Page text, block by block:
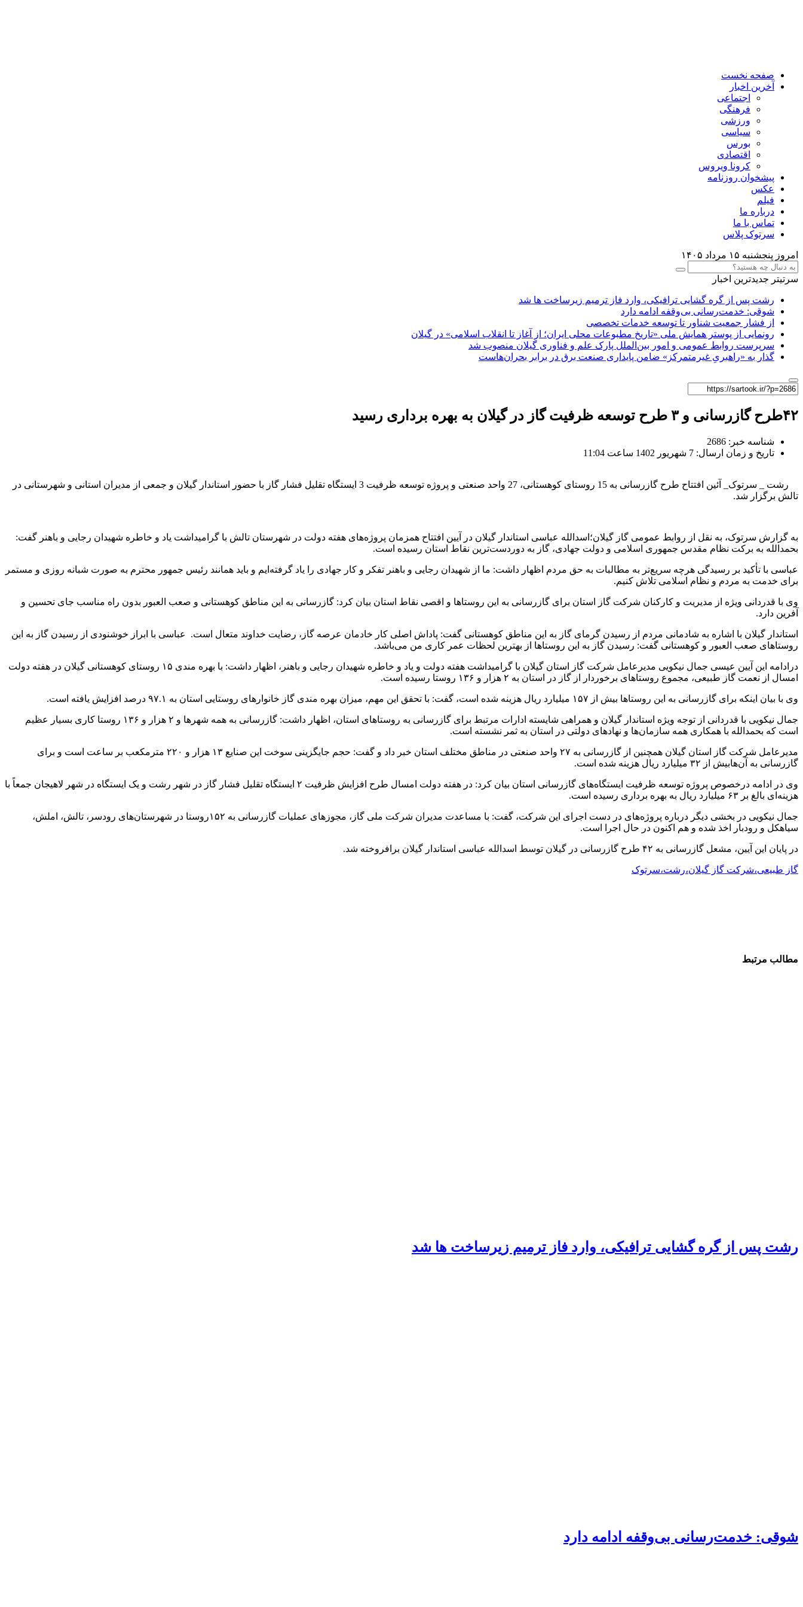
صفحه نخست
آخرین اخبار
اجتماعی
فرهنگی
ورزشی
سیاسی
بورس
اقتصادی
کرونا ویروس
پیشخوان روزنامه
عکس
فیلم
درباره ما
تماس با ما
سرتوک پلاس
امروز پنجشنبه ۱۵ مرداد ۱۴۰۵
سرتیتر جدیدترین اخبار
رشت پس از گره گشایی ترافیکی، وارد فاز ترمیم زیرساخت ها شد
شوقی: خدمت‌رسانی بی‌وقفه ادامه دارد
از فشار جمعیت شناور تا توسعه خدمات تخصصی
رونمایی از پوستر همایش ملی «تاریخ مطبوعات محلی ایران؛ از آغاز تا انقلاب اسلامی» در گیلان
سرپرست روابط عمومی و امور بین‌الملل پارک علم و فناوری گیلان منصوب شد
گذار به «راهبریِ غیرمتمرکز» ضامن پایداری صنعت برق در برابر بحران‌هاست
۴۲طرح گازرسانی و ۳ طرح توسعه ظرفیت گاز در گیلان به بهره برداری رسید
شناسه خبر: 2686
تاریخ و زمان ارسال: 7 شهریور 1402 ساعت 11:04
رشت _ سرتوک_ آئین افتتاح طرح گازرسانی به 15 روستای کوهستانی، 27 واحد صنعتی و پروژه توسعه ظرفیت 3 ایستگاه تقلیل فشار گاز با حضور استاندار گیلان و جمعی از مدیران استانی و شهرستانی در
تالش برگزار شد.
به گزارش سرتوک، به نقل از روابط عمومی گاز گیلان؛اسدالله عباسی استاندار گیلان در آیین افتتاح همزمان پروژه‌های هفته دولت در شهرستان تالش با گرامیداشت یاد و خاطره شهیدان رجایی و باهنر گفت:
بحمدالله به برکت نظام مقدس جمهوری اسلامی و دولت جهادی، گاز به دوردست‌ترین نقاط استان رسیده است.
عباسی با تأکید بر رسیدگی هرچه سریع‌تر به مطالبات به حق مردم اظهار داشت: ما از شهیدان رجایی و باهنر تفکر و کار جهادی را یاد گرفته‌ایم و باید همانند رئیس جمهور محترم به صورت شبانه روزی و مستمر
برای خدمت به مردم و نظام اسلامی تلاش کنیم.
وی با قدردانی ویژه از مدیریت و کارکنان شرکت گاز استان برای گازرسانی به این روستاها و اقصی نقاط استان بیان کرد: گازرسانی به این مناطق کوهستانی و صعب العبور بدون راه مناسب جای تحسین و
آفرین دارد.
استاندار گیلان با اشاره به شادمانی مردم از رسیدن گرمای گاز به این مناطق کوهستانی گفت: پاداش اصلی کار خادمان عرصه گاز، رضایت خداوند متعال است. عباسی با ابراز خوشنودی از رسیدن گاز به این
روستاهای صعب العبور و کوهستانی گفت: رسیدن گاز به این روستاها از بهترین لحظات عمر کاری من می‌باشد.
درادامه این آیین عیسی جمال نیکویی مدیرعامل شرکت گاز استان گیلان با گرامیداشت هفته دولت و یاد و خاطره شهیدان رجایی و باهنر، اظهار داشت: با بهره مندی ۱۵ روستای کوهستانی گیلان در هفته دولت
امسال از نعمت گاز طبیعی، مجموع روستاهای برخوردار از گاز در استان به ۲ هزار و ۱۳۶ روستا رسیده است.
وی با بیان اینکه برای گازرسانی به این روستاها بیش از ۱۵۷ میلیارد ریال هزینه شده است، گفت: با تحقق این مهم، میزان بهره مندی گاز خانوارهای روستایی استان به ۹۷.۱ درصد افزایش یافته است.
جمال نیکویی با قدردانی از توجه ویژه استاندار گیلان و همراهی شایسته ادارات مرتبط برای گازرسانی به روستاهای استان، اظهار داشت: گازرسانی به همه شهرها و ۲ هزار و ۱۳۶ روستا کاری بسیار عظیم
است که بحمدالله با همکاری همه سازمان‌ها و نهادهای دولتی در استان به ثمر نشسته است.
مدیرعامل شرکت گاز استان گیلان همچنین از گازرسانی به ۲۷ واحد صنعتی در مناطق مختلف استان خبر داد و گفت: حجم جایگزینی سوخت این صنایع ۱۳ هزار و ۲۲۰ مترمکعب بر ساعت است و برای
گازرسانی به آن‌هابیش از ۳۲ میلیارد ریال هزینه شده است.
وی در ادامه درخصوص پروژه توسعه ظرفیت ایستگاه‌های گازرسانی استان بیان کرد: در هفته دولت امسال طرح افزایش ظرفیت ۲ ایستگاه تقلیل فشار گاز در شهر رشت و یک ایستگاه در شهر لاهیجان جمعاً با
هزینه‌ای بالغ بر ۶۳ میلیارد ریال به بهره برداری رسیده است.
جمال نیکویی در بخشی دیگر درباره پروژه‌های در دست اجرای این شرکت، گفت: با مساعدت مدیران شرکت ملی گاز، مجوزهای عملیات گازرسانی به ۱۵۲روستا در شهرستان‌های رودسر، تالش، املش،
سیاهکل و رودبار اخذ شده و هم اکنون در حال اجرا است.
در پایان این آیین، مشعل گازرسانی به ۴۲ طرح گازرسانی در گیلان توسط اسدالله عباسی استاندار گیلان برافروخته شد.
گاز طبیعی،شرکت گاز گیلان،رشت،سرتوک
مطالب مرتبط
رشت پس از گره گشایی ترافیکی، وارد فاز ترمیم زیرساخت ها شد
شوقی: خدمت‌رسانی بی‌وقفه ادامه دارد